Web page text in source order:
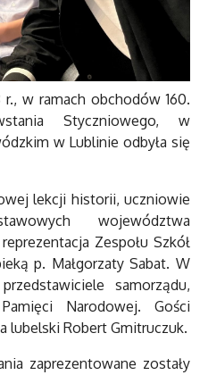
w ramach obchodów 160.
Styczniowego, w
w Lublinie odbyła się
lekcji historii, uczniowie
województwa
Zespołu Szkół
p. Małgorzaty Sabat. W
samorządu,
Narodowej. Gości
lubelski Robert Gmitruczuk.
zaprezentowane zostały